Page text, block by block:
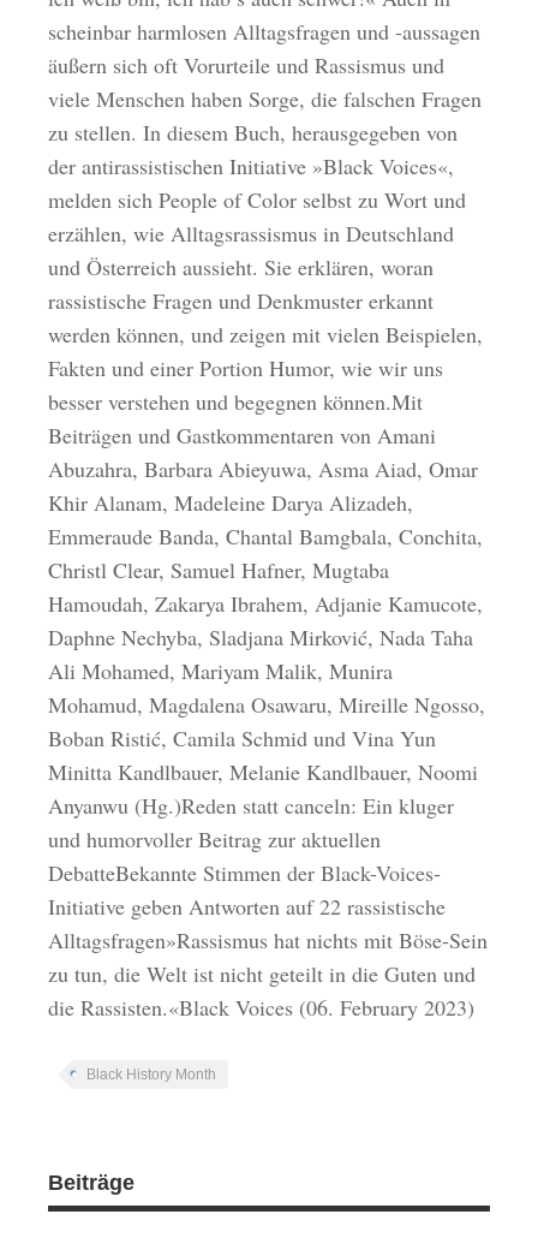
scheinbar harmlosen Alltagsfragen und -aussagen
äußern sich oft Vorurteile und Rassismus und
viele Menschen haben Sorge, die falschen Fragen
zu stellen. In diesem Buch, herausgegeben von
der antirassistischen Initiative »Black Voices«,
melden sich People of Color selbst zu Wort und
erzählen, wie Alltagsrassismus in Deutschland
und Österreich aussieht. Sie erklären, woran
rassistische Fragen und Denkmuster erkannt
werden können, und zeigen mit vielen Beispielen,
Fakten und einer Portion Humor, wie wir uns
besser verstehen und begegnen können.Mit
Beiträgen und Gastkommentaren von Amani
Abuzahra, Barbara Abieyuwa, Asma Aiad, Omar
Khir Alanam, Madeleine Darya Alizadeh,
Emmeraude Banda, Chantal Bamgbala, Conchita,
Christl Clear, Samuel Hafner, Mugtaba
Hamoudah, Zakarya Ibrahem, Adjanie Kamucote,
Daphne Nechyba, Sladjana Mirković, Nada Taha
Ali Mohamed, Mariyam Malik, Munira
Mohamud, Magdalena Osawaru, Mireille Ngosso,
Boban Ristić, Camila Schmid und Vina Yun
Minitta Kandlbauer, Melanie Kandlbauer, Noomi
Anyanwu (Hg.)Reden statt canceln: Ein kluger
und humorvoller Beitrag zur aktuellen
DebatteBekannte Stimmen der Black-Voices-
Initiative geben Antworten auf 22 rassistische
Alltagsfragen»Rassismus hat nichts mit Böse-Sein
zu tun, die Welt ist nicht geteilt in die Guten und
die Rassisten.«Black Voices (06. February 2023)
Black History Month
Beiträge